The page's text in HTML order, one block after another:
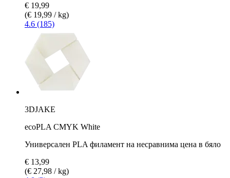
€ 19,99
(€ 19,99 / kg)
4.6 (185)
3DJAKE
ecoPLA CMYK White
Универсален PLA филамент на несравнима цена в бяло
€ 13,99
(€ 27,98 / kg)